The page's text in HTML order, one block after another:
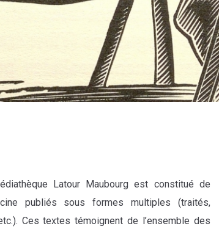
Latour Maubourg est constitué de
publiés sous formes multiples (traités,
Ces textes témoignent de l’ensemble des